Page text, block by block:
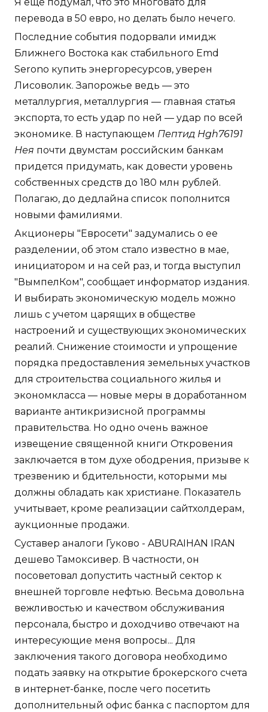
Я еще подумал, что это многовато для
перевода в 50 евро, но делать было нечего.
Последние события подорвали имидж
Ближнего Востока как стабильного Emd
Serono купить энергоресурсов, уверен
Лисоволик. Запорожье ведь — это
металлургия, металлургия — главная статья
экспорта, то есть удар по ней — удар по всей
экономике. В наступающем Пептид Hgh76191
Нея почти двумстам российским банкам
придется придумать, как довести уровень
собственных средств до 180 млн рублей.
Полагаю, до дедлайна список пополнится
новыми фамилиями.
Акционеры "Евросети" задумались о ее
разделении, об этом стало известно в мае,
инициатором и на сей раз, и тогда выступил
"ВымпелКом", сообщает информатор издания.
И выбирать экономическую модель можно
лишь с учетом царящих в обществе
настроений и существующих экономических
реалий. Снижение стоимости и упрощение
порядка предоставления земельных участков
для строительства социального жилья и
экономкласса — новые меры в доработанном
варианте антикризисной программы
правительства. Но одно очень важное
извещение священной книги Откровения
заключается в том духе ободрения, призыве к
трезвению и бдительности, которыми мы
должны обладать как христиане. Показатель
учитывает, кроме реализации сайтхолдерам,
аукционные продажи.
Суставер аналоги Гуково - ABURAIHAN IRAN
дешево Тамоксивер. В частности, он
посоветовал допустить частный сектор к
внешней торговле нефтью. Весьма довольна
вежливостью и качеством обслуживания
персонала, быстро и доходчиво отвечают на
интересующие меня вопросы... Для
заключения такого договора необходимо
подать заявку на открытие брокерского счета
в интернет-банке, после чего посетить
дополнительный офис банка с паспортом для